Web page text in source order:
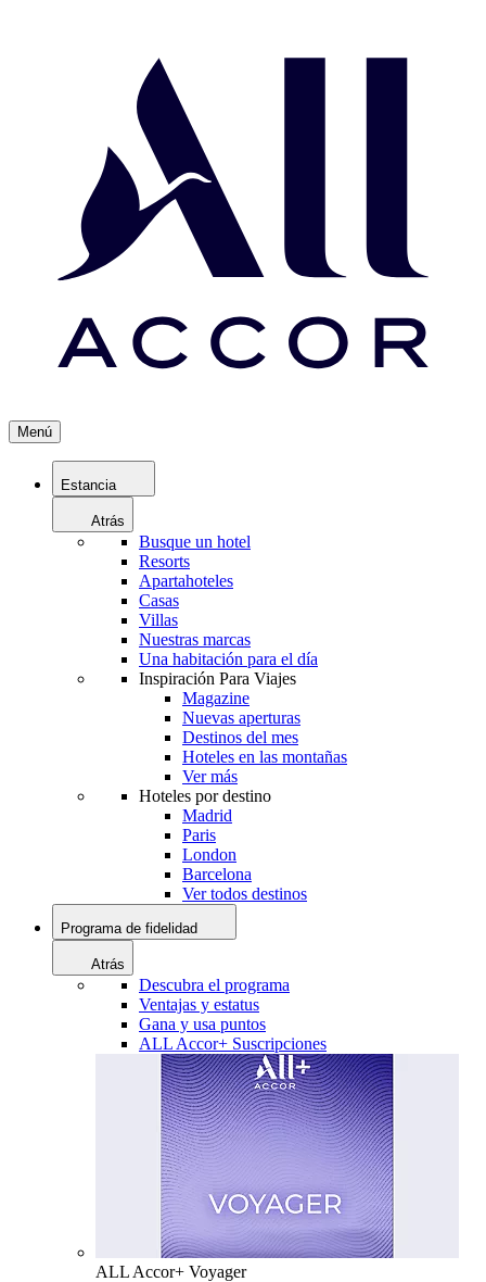
Menú
Estancia
Atrás
Busque un hotel
Resorts
Apartahoteles
Casas
Villas
Nuestras marcas
Una habitación para el día
Inspiración Para Viajes
Magazine
Nuevas aperturas
Destinos del mes
Hoteles en las montañas
Ver más
Hoteles por destino
Madrid
Paris
London
Barcelona
Ver todos destinos
Programa de fidelidad
Atrás
Descubra el programa
Ventajas y estatus
Gana y usa puntos
ALL Accor+ Suscripciones
ALL Accor+ Voyager